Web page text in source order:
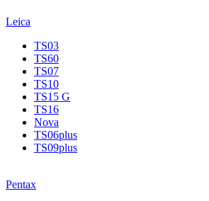
Leica
TS03
TS60
TS07
TS10
TS15 G
TS16
Nova
TS06plus
TS09plus
Pentax